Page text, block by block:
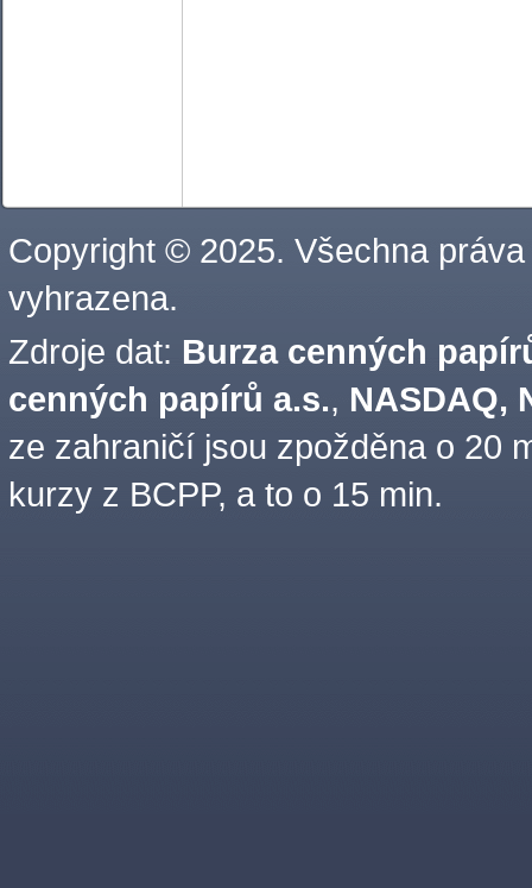
Copyright © 2025. Všechna práva
vyhrazena.
Zdroje dat: Burza cenných
cenných papírů a.s., NASDAQ,
ze zahraničí jsou zpožděna o 20
kurzy z BCPP, a to o 15 min.